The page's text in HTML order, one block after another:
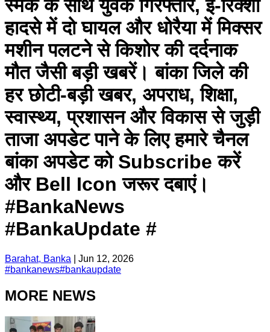
स्मैक के साथ युवक गिरफ्तार, ई-रिक्शा
हादसे में दो घायल और धोरैया में मिक्सर
मशीन पलटने से किशोर की दर्दनाक
मौत जैसी बड़ी खबरें। बांका जिले की
हर छोटी-बड़ी खबर, अपराध, शिक्षा,
स्वास्थ्य, प्रशासन और विकास से जुड़ी
ताजा अपडेट पाने के लिए हमारे चैनल
बांका अपडेट को Subscribe करें
और Bell Icon जरूर दबाएं।
#BankaNews
#BankaUpdate #
Barahat, Banka
Jun 12, 2026
#bankanews#bankaupdate
MORE NEWS